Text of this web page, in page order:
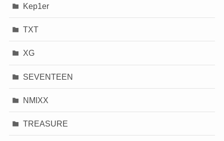
Kep1er
TXT
XG
SEVENTEEN
NMIXX
TREASURE